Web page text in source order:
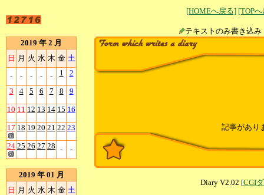
[HOMEへ戻る] [TOP
テキストのみ書
2019 年 2 月
日 月 火 水 木 金 土
- - - - - 1 2
3 4 5 6 7 8 9
10 11 12 13 14 15 16
17 18 19 20 21 22 23
24 25 26 27 28 - -
2019 年 01 月
日 月 火 水 木 金 土
記事があり
Diary V2.02 [CGI